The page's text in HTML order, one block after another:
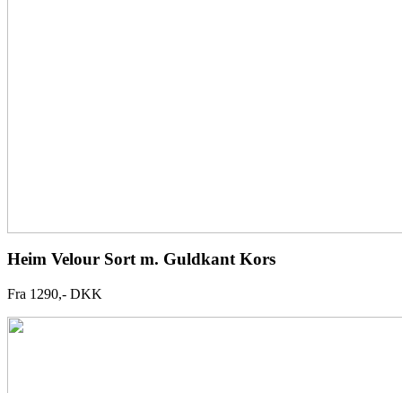
Heim Velour Sort m. Guldkant Kors
Fra 1290,- DKK